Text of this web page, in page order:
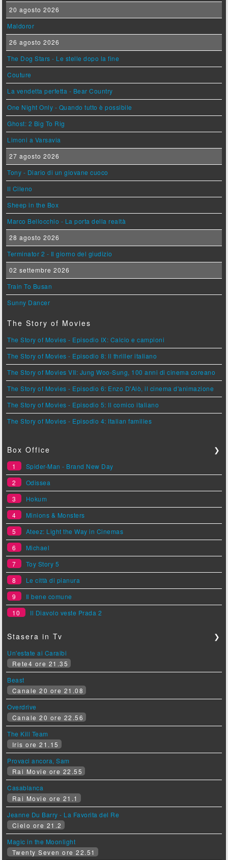
20 agosto 2026
Maldoror
26 agosto 2026
The Dog Stars - Le stelle dopo la fine
Couture
La vendetta perfetta - Bear Country
One Night Only - Quando tutto è possibile
Ghost: 2 Big To Rig
Limoni a Varsavia
27 agosto 2026
Tony - Diario di un giovane cuoco
Il Cileno
Sheep in the Box
Marco Bellocchio - La porta della realtà
28 agosto 2026
Terminator 2 - Il giorno del giudizio
02 settembre 2026
Train To Busan
Sunny Dancer
The Story of Movies
The Story of Movies - Episodio IX: Calcio e campioni
The Story of Movies - Episodio 8: Il thriller italiano
The Story of Movies VII: Jung Woo-Sung, 100 anni di cinema coreano
The Story of Movies - Episodio 6: Enzo D'Alò, il cinema d'animazione
The Story of Movies - Episodio 5: Il comico italiano
The Story of Movies - Episodio 4: Italian families
Box Office ❯
1
Spider-Man - Brand New Day
2
Odissea
3
Hokum
4
Minions & Monsters
5
Ateez: Light the Way in Cinemas
6
Michael
7
Toy Story 5
8
Le città di pianura
9
Il bene comune
10
Il Diavolo veste Prada 2
Stasera in Tv ❯
Un'estate ai Caraibi
Rete4 ore 21.35
Beast
Canale 20 ore 21.08
Overdrive
Canale 20 ore 22.56
The Kill Team
Iris ore 21.15
Provaci ancora, Sam
Rai Movie ore 22.55
Casablanca
Rai Movie ore 21.1
Jeanne Du Barry - La Favorita del Re
Cielo ore 21.2
Magic in the Moonlight
Twenty Seven ore 22.51